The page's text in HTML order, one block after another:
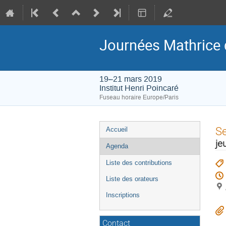
Journées Mathrice
19–21 mars 2019
Institut Henri Poincaré
Fuseau horaire Europe/Paris
Menu
de
l'événement
Accueil
Agenda
Liste des contributions
Liste des orateurs
Inscriptions
Contact